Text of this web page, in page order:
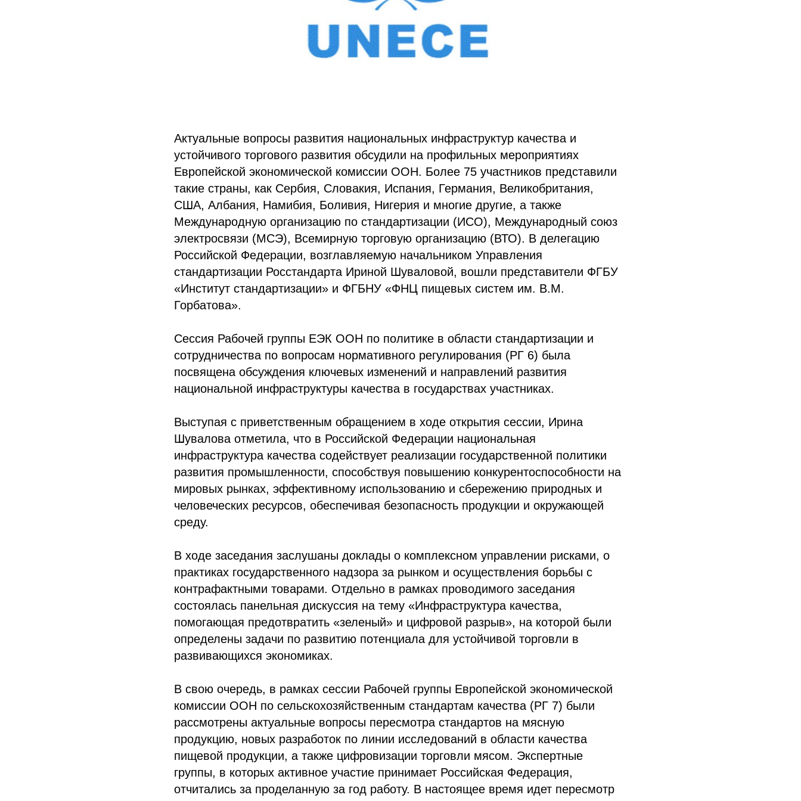
Актуальные вопросы развития национальных инфраструктур качества и
устойчивого торгового развития обсудили на профильных мероприятиях
Европейской экономической комиссии ООН. Более 75 участников представили
такие страны, как Сербия, Словакия, Испания, Германия, Великобритания,
США, Албания, Намибия, Боливия, Нигерия и многие другие, а также
Международную организацию по стандартизации (ИСО), Международный союз
электросвязи (МСЭ), Всемирную торговую организацию (ВТО). В делегацию
Российской Федерации, возглавляемую начальником Управления
стандартизации Росстандарта Ириной Шуваловой, вошли представители ФГБУ
«Институт стандартизации» и ФГБНУ «ФНЦ пищевых систем им. В.М.
Горбатова».
Сессия Рабочей группы ЕЭК ООН по политике в области стандартизации и
сотрудничества по вопросам нормативного регулирования (РГ 6) была
посвящена обсуждения ключевых изменений и направлений развития
национальной инфраструктуры качества в государствах участниках.
Выступая с приветственным обращением в ходе открытия сессии, Ирина
Шувалова отметила, что в Российской Федерации национальная
инфраструктура качества содействует реализации государственной политики
развития промышленности, способствуя повышению конкурентоспособности на
мировых рынках, эффективному использованию и сбережению природных и
человеческих ресурсов, обеспечивая безопасность продукции и окружающей
среду.
В ходе заседания заслушаны доклады о комплексном управлении рисками, о
практиках государственного надзора за рынком и осуществления борьбы с
контрафактными товарами. Отдельно в рамках проводимого заседания
состоялась панельная дискуссия на тему «Инфраструктура качества,
помогающая предотвратить «зеленый» и цифровой разрыв», на которой были
определены задачи по развитию потенциала для устойчивой торговли в
развивающихся экономиках.
В свою очередь, в рамках сессии Рабочей группы Европейской экономической
комиссии ООН по сельскохозяйственным стандартам качества (РГ 7) были
рассмотрены актуальные вопросы пересмотра стандартов на мясную
продукцию, новых разработок по линии исследований в области качества
пищевой продукции, а также цифровизации торговли мясом. Экспертные
группы, в которых активное участие принимает Российская Федерация,
отчитались за проделанную за год работу. В настоящее время идет пересмотр